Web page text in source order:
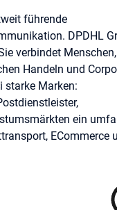
führende
DPDHL
verbindet
Handeln und
starke Marken:
ein